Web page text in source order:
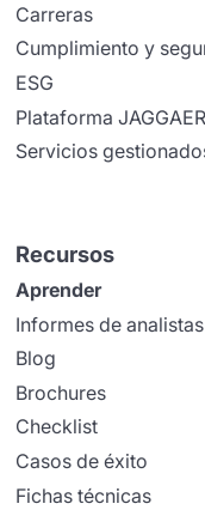
Carreras
Cumplimiento y
ESG
Plataforma
Servicios
Recursos
Aprender
Informes de analistas
Blog
Brochures
Checklist
Casos de éxito
Fichas técnicas